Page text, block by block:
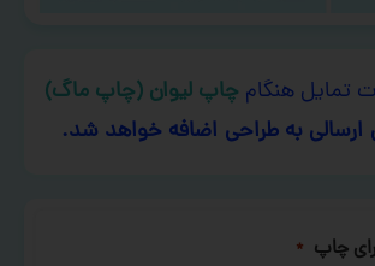
تمایل هنگام چاپ لیوان (چاپ ماگ)
به طراحی اضافه خواهد شد.
چاپ *